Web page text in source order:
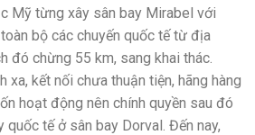
Mỹ từng xây sân bay Mirabel với
bộ các chuyến quốc tế từ địa
đó chừng 55 km, sang khai thác.
xa, kết nối chưa thuận tiện, hãng hàng
hoạt động nên chính quyền sau đó
tế ở sân bay Dorval. Đến nay,